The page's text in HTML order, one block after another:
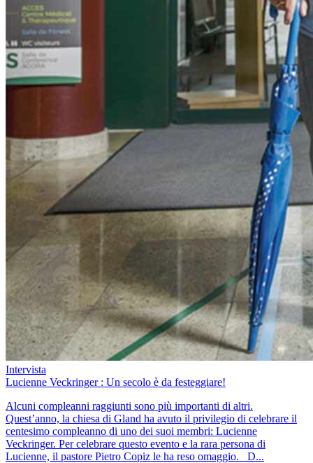
Intervista
Lucienne Veckringer : Un secolo è da festeggiare!
Alcuni compleanni raggiunti sono più importanti di altri.
Quest’anno, la chiesa di Gland ha avuto il privilegio di celebrare il
centesimo compleanno di uno dei suoi membri: Lucienne
Veckringer. Per celebrare questo evento e la rara persona di
Lucienne, il pastore Pietro Copiz le ha reso omaggio. D...